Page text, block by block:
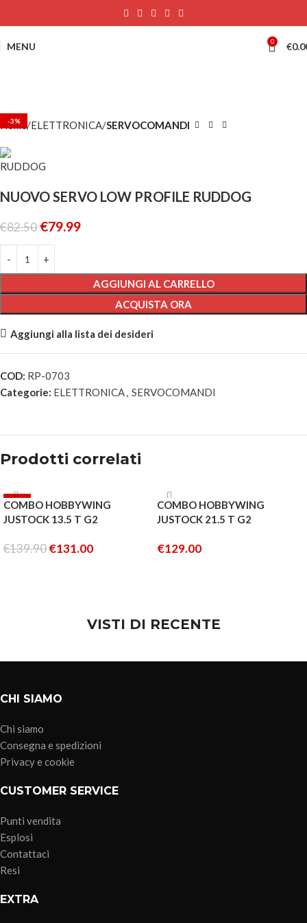
MENU 0 €
-3%
Home ELETTRONICA SERVOCOMANDI
NUOVO SERVO LOW PROFILE RUDDOG
€82.50 €79.99
AGGIUNGI AL CARRELLO
ACQUISTA ORA
Aggiungi alla lista dei desideri
COD: RP-0703
Categorie: ELETTRONICA, SERVOCOMANDI
Prodotti correlati
-6%
ESAURITO
COMBO HOBBYWING
JUSTOCK 13.5 T G2
€139.90€131.00
ESAURITO
COMBO HOBBYWING
JUSTOCK 21.5 T G2
€129.00
VISTI DI RECENTE
CHI SIAMO
Chi siamo
Consegna e spedizioni
Privacy e cookie
CUSTOMER SERVICE
Punti vendita
Esplosi
Contattaci
Resi
EXTRA